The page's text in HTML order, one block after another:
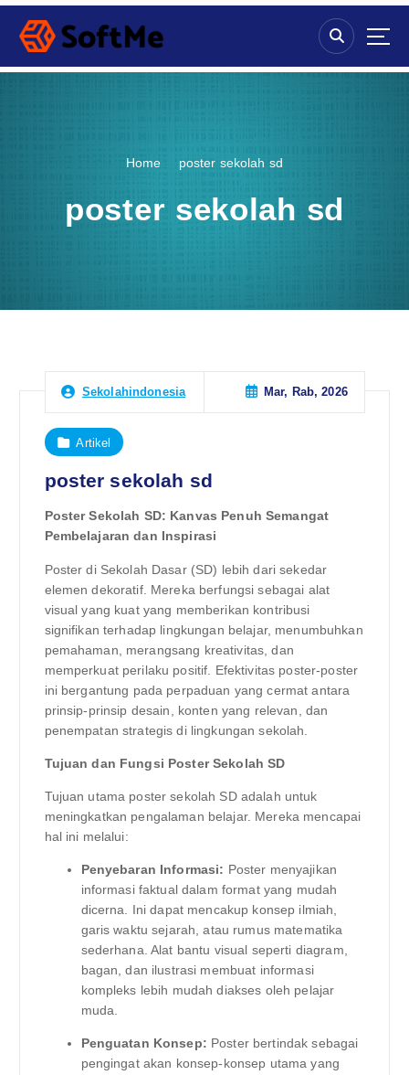
S
p
Home poster sekolah sd
poster sekolah sd
Sekolahindonesia Mar, Rab, 2026
Artikel
poster sekolah sd
Poster Sekolah SD: Kanvas Penuh Semangat
Pembelajaran dan Inspirasi
Poster di Sekolah Dasar (SD) lebih dari sekedar
elemen dekoratif. Mereka berfungsi sebagai alat
visual yang kuat yang memberikan kontribusi
signifikan terhadap lingkungan belajar, menumbuhkan
pemahaman, merangsang kreativitas, dan
memperkuat perilaku positif. Efektivitas poster-poster
ini bergantung pada perpaduan yang cermat antara
prinsip-prinsip desain, konten yang relevan, dan
penempatan strategis di lingkungan sekolah.
Tujuan dan Fungsi Poster Sekolah SD
Tujuan utama poster sekolah SD adalah untuk
meningkatkan pengalaman belajar. Mereka mencapai
hal ini melalui:
Penyebaran Informasi: Poster menyajikan
informasi faktual dalam format yang mudah
dicerna. Ini dapat mencakup konsep ilmiah,
garis waktu sejarah, atau rumus matematika
sederhana. Alat bantu visual seperti diagram,
bagan, dan ilustrasi membuat informasi
kompleks lebih mudah diakses oleh pelajar
muda.
Penguatan Konsep: Poster bertindak sebagai
pengingat akan konsep-konsep utama yang